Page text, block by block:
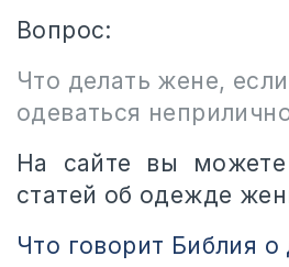
Вопрос:
Что делать жене,
одеваться
На сайте вы
статей об одежде
Что говорит Библия